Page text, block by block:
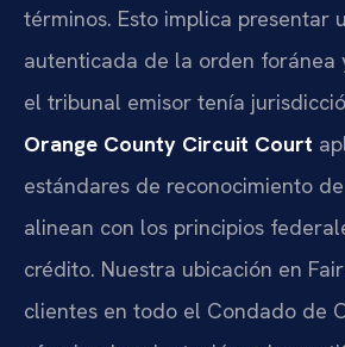
términos. Esto implica presentar
autenticada de la orden foránea
el tribunal emisor tenía
Orange County Circuit Court
estándares de reconocimiento
alinean con los principios
crédito. Nuestra ubicación en
clientes en todo el Condado de